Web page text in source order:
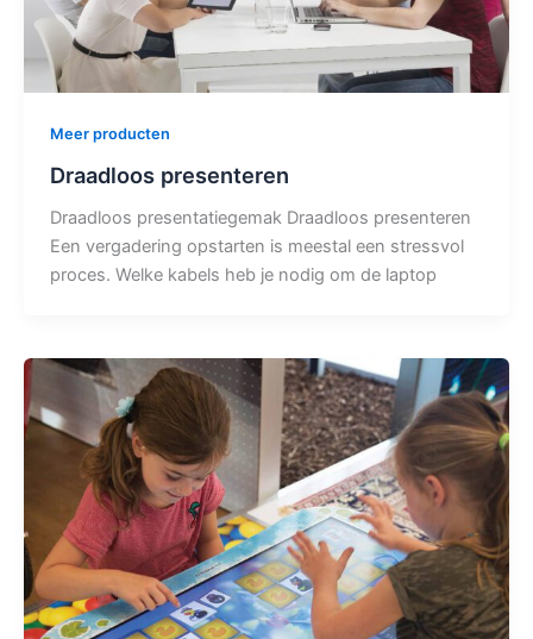
Meer producten
Draadloos presenteren
Draadloos presentatiegemak Draadloos presenteren
Een vergadering opstarten is meestal een stressvol
proces. Welke kabels heb je nodig om de laptop